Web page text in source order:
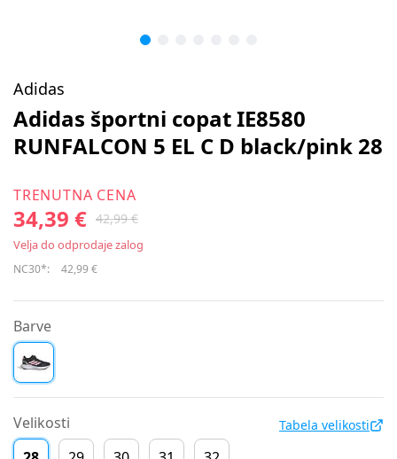
Adidas
Adidas športni copat IE8580
RUNFALCON 5 EL C D black/pink 28
TRENUTNA CENA
34,39 € 42,99 €
Velja do odprodaje zalog
NC30*: 42,99 €
Barve
Velikosti Tabela velikosti